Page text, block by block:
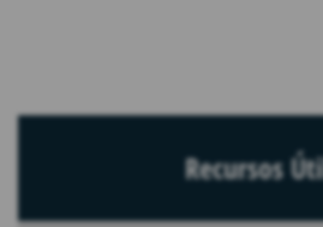
Recursos